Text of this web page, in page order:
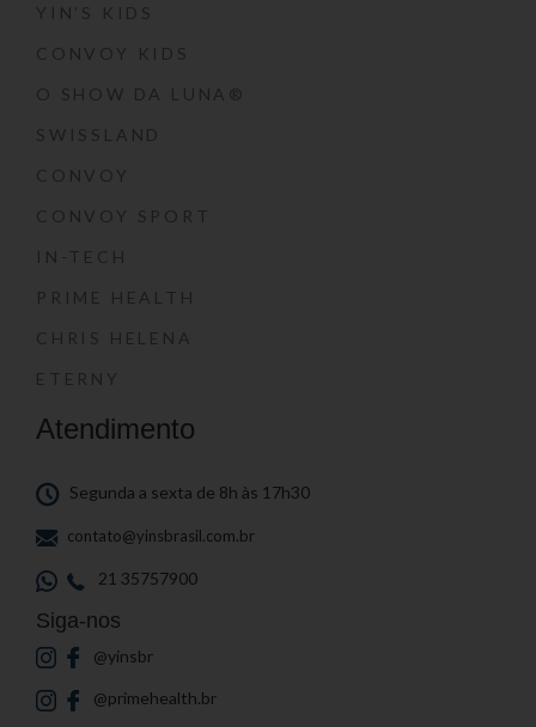
YIN’S KIDS
CONVOY KIDS
O SHOW DA LUNA®
SWISSLAND
CONVOY
CONVOY SPORT
IN-TECH
PRIME HEALTH
CHRIS HELENA
ETERNY
Atendimento
Segunda a sexta de 8h às 17h30
contato@yinsbrasil.com.br
21 35757900
Siga-nos
@yinsbr
@primehealth.br